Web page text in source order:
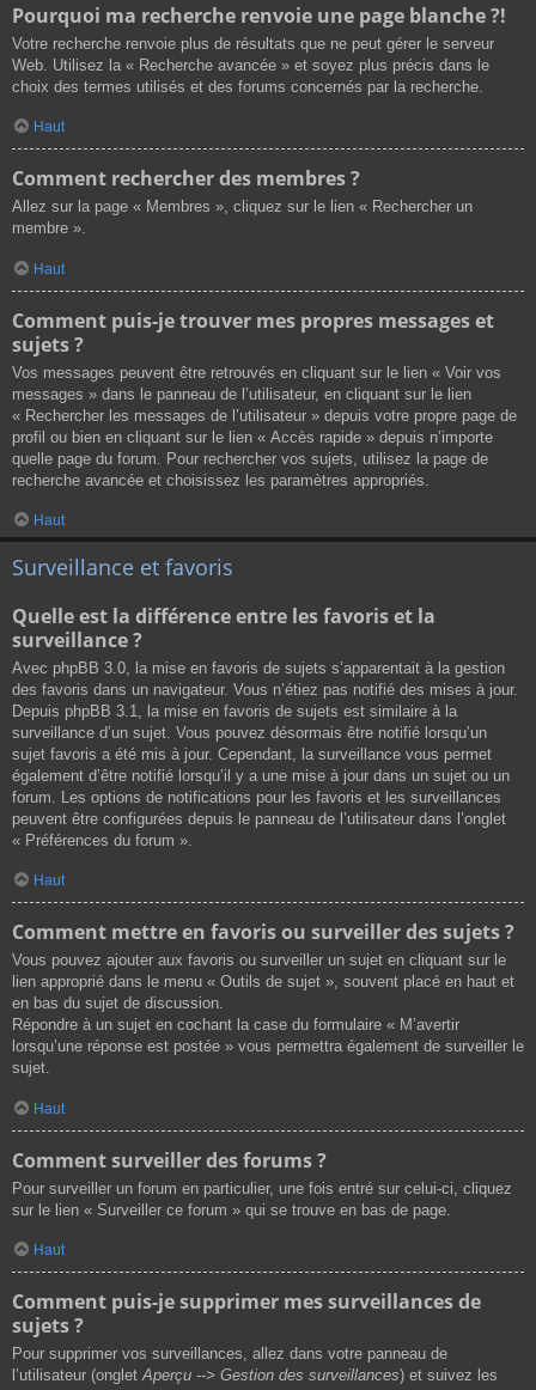
Pourquoi ma recherche renvoie une page blanche ?!
Votre recherche renvoie plus de résultats que ne peut gérer le serveur
Web. Utilisez la « Recherche avancée » et soyez plus précis dans le
choix des termes utilisés et des forums concernés par la recherche.
Haut
Comment rechercher des membres ?
Allez sur la page « Membres », cliquez sur le lien « Rechercher un
membre ».
Haut
Comment puis-je trouver mes propres messages et
sujets ?
Vos messages peuvent être retrouvés en cliquant sur le lien « Voir vos
messages » dans le panneau de l’utilisateur, en cliquant sur le lien
« Rechercher les messages de l’utilisateur » depuis votre propre page de
profil ou bien en cliquant sur le lien « Accès rapide » depuis n’importe
quelle page du forum. Pour rechercher vos sujets, utilisez la page de
recherche avancée et choisissez les paramètres appropriés.
Haut
Surveillance et favoris
Quelle est la différence entre les favoris et la
surveillance ?
Avec phpBB 3.0, la mise en favoris de sujets s’apparentait à la gestion
des favoris dans un navigateur. Vous n’étiez pas notifié des mises à jour.
Depuis phpBB 3.1, la mise en favoris de sujets est similaire à la
surveillance d’un sujet. Vous pouvez désormais être notifié lorsqu’un
sujet favoris a été mis à jour. Cependant, la surveillance vous permet
également d’être notifié lorsqu’il y a une mise à jour dans un sujet ou un
forum. Les options de notifications pour les favoris et les surveillances
peuvent être configurées depuis le panneau de l’utilisateur dans l’onglet
« Préférences du forum ».
Haut
Comment mettre en favoris ou surveiller des sujets ?
Vous pouvez ajouter aux favoris ou surveiller un sujet en cliquant sur le
lien approprié dans le menu « Outils de sujet », souvent placé en haut et
en bas du sujet de discussion.
Répondre à un sujet en cochant la case du formulaire « M’avertir
lorsqu’une réponse est postée » vous permettra également de surveiller le
sujet.
Haut
Comment surveiller des forums ?
Pour surveiller un forum en particulier, une fois entré sur celui-ci, cliquez
sur le lien « Surveiller ce forum » qui se trouve en bas de page.
Haut
Comment puis-je supprimer mes surveillances de
sujets ?
Pour supprimer vos surveillances, allez dans votre panneau de
l’utilisateur (ongletAperçu --> Gestion des surveillances) et suivez les